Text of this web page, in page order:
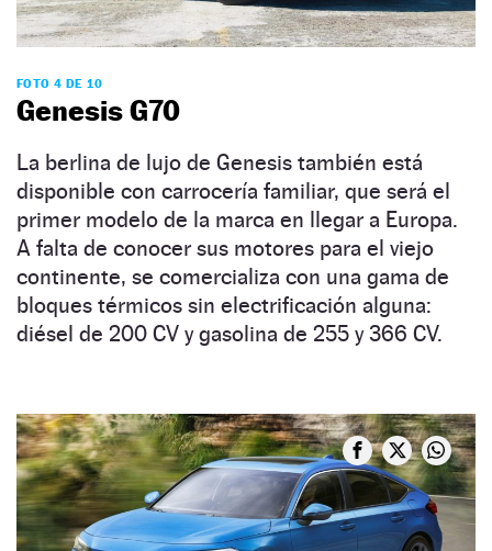
FOTO 4 DE 10
Genesis G70
La berlina de lujo de Genesis también está
disponible con carrocería familiar, que será el
primer modelo de la marca en llegar a Europa.
A falta de conocer sus motores para el viejo
continente, se comercializa con una gama de
bloques térmicos sin electrificación alguna:
diésel de 200 CV y gasolina de 255 y 366 CV.